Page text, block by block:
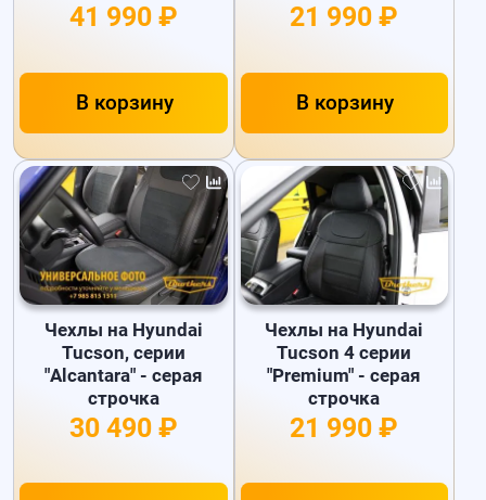
41 990 ₽
В корзину
21 990 ₽
В корзину
Чехлы на Hyundai
Tucson, серии
"Alcantara" - серая
строчка
30 490 ₽
Чехлы на Hyundai
Tucson 4 серии
"Premium" - серая
строчка
21 990 ₽